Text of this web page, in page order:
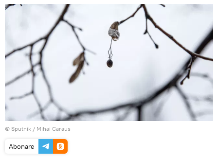
© Sputnik / Mihai Caraus
Abonare